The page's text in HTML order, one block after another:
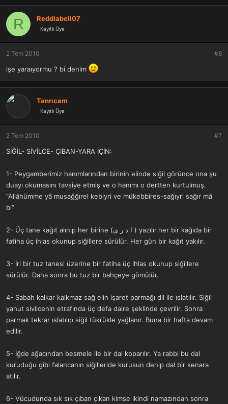
R Reddlabell07
Kayıtlı Üye
2 Tem 2010 #6
işe yaraıyormu ? bi denim
Tanrıcam
Kayıtlı Üye
2 Tem 2010 #7
SİĞİL- SİVİLCE- ÇIBAN-YARA İÇİN:
1- Peygamberimiz hanımlarından birinin elinde siğil görünce ona şu
duayı okumasını tavsiye etmiş ve o hanımı o dertten kurtulmuş.
“Allâhümme yâ musağğırel kebiyri ve mükebbires-sağıyri sağır mâ
bi”
2- Üç tane kağıt alınıp her birine (ا د ر ى ) yazılır.her bir kağıda bir
fatiha üç ihlas okunup siğillere sürülür. Her gün bir kağıt yakılır.
3- İri bir tuz tanesi üzerine bir fatiha üç ihlas okunup siğillere
sürülür. Daha sonra bu tuz bir bahçeye gömülür.
4- Sabah kalkar kalkmaz sağ elin işaret parmağı dil ile ıslatılır. Siğil
yahut sivilcenin etrafında üç defa daire şeklinde çevrilir. Sonra
parmak tekrar ıslatılıp siğil tükrükle yağlanır. Buna bir hafta devam
edilir.
5- İğde ağacından besmele ile bir dal koparılır. Ya rabbi bu dal
kuruduğu gibi falancanın siğilleride kurusun denip dal bir kenara
atılır.
6- Vücudunda sık sık çıban çıkan kimse ikindi namazından sonra